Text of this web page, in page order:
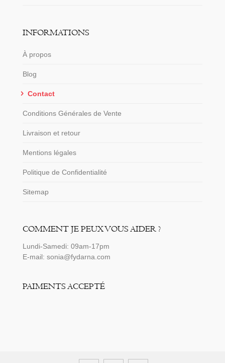
INFORMATIONS
À propos
Blog
Contact
Conditions Générales de Vente
Livraison et retour
Mentions légales
Politique de Confidentialité
Sitemap
COMMENT JE PEUX VOUS AIDER ?
Lundi-Samedi: 09am-17pm
E-mail: sonia@fydarna.com
PAIMENTS ACCEPTÉ